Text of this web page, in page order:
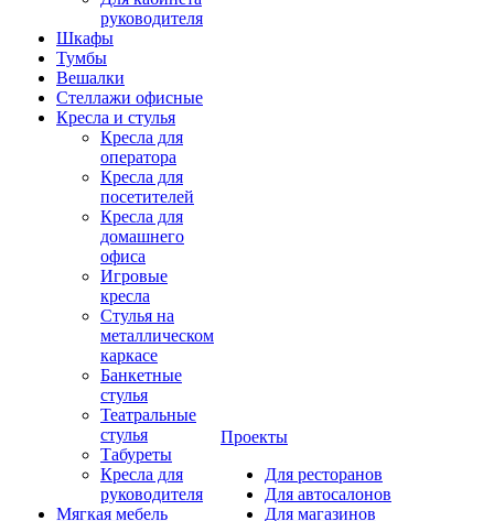
руководителя
Шкафы
Тумбы
Вешалки
Стеллажи офисные
Кресла и стулья
Кресла для
оператора
Кресла для
посетителей
Кресла для
домашнего
офиса
Игровые
кресла
Стулья на
металлическом
каркасе
Банкетные
стулья
Театральные
стулья
Табуреты
Кресла для
руководителя
Мягкая мебель
Проекты
Для ресторанов
Для автосалонов
Для магазинов